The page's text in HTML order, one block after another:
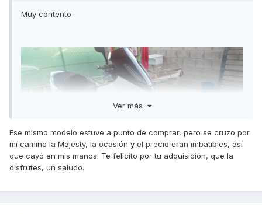
Muy contento
Ver más
Ese mismo modelo estuve a punto de comprar, pero se cruzo por
mi camino la Majesty, la ocasión y el precio eran imbatibles, así
que cayó en mis manos. Te felicito por tu adquisición, que la
disfrutes, un saludo.